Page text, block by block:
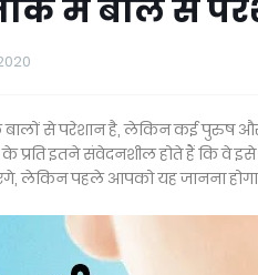
में बाल से
बालों से परेशान है, लेकिन कई पुरुष
इतने संवेदनशील होते हैं कि वे
लेकिन पहले आपको यह जानना